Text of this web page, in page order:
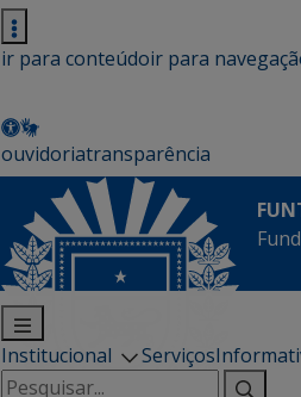
ir para conteúdoir para
ouvidoriatransparência
Institucional Serviços
Pesquisar